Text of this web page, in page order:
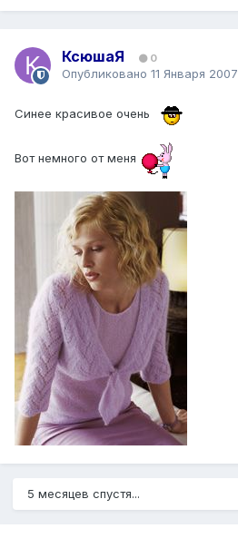
КсюшаЯ 0
Опубликовано 11 Января 2007
Синее красивое очень
Вот немного от меня
5 месяцев спустя...